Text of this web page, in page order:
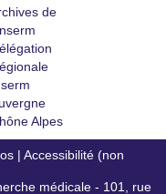
de
Alpes
| Accessibilité (non
médicale - 101, rue